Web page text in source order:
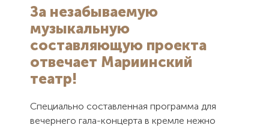
соглашаетесь
с
соглашением
Отправить
соглашаетесь
с
соглашением
Отправить
За незабываемую
музыкальную
составляющую проекта
отвечает Мариинский
театр!
Специально составленная программа для
вечернего гала-концерта в кремле нежно